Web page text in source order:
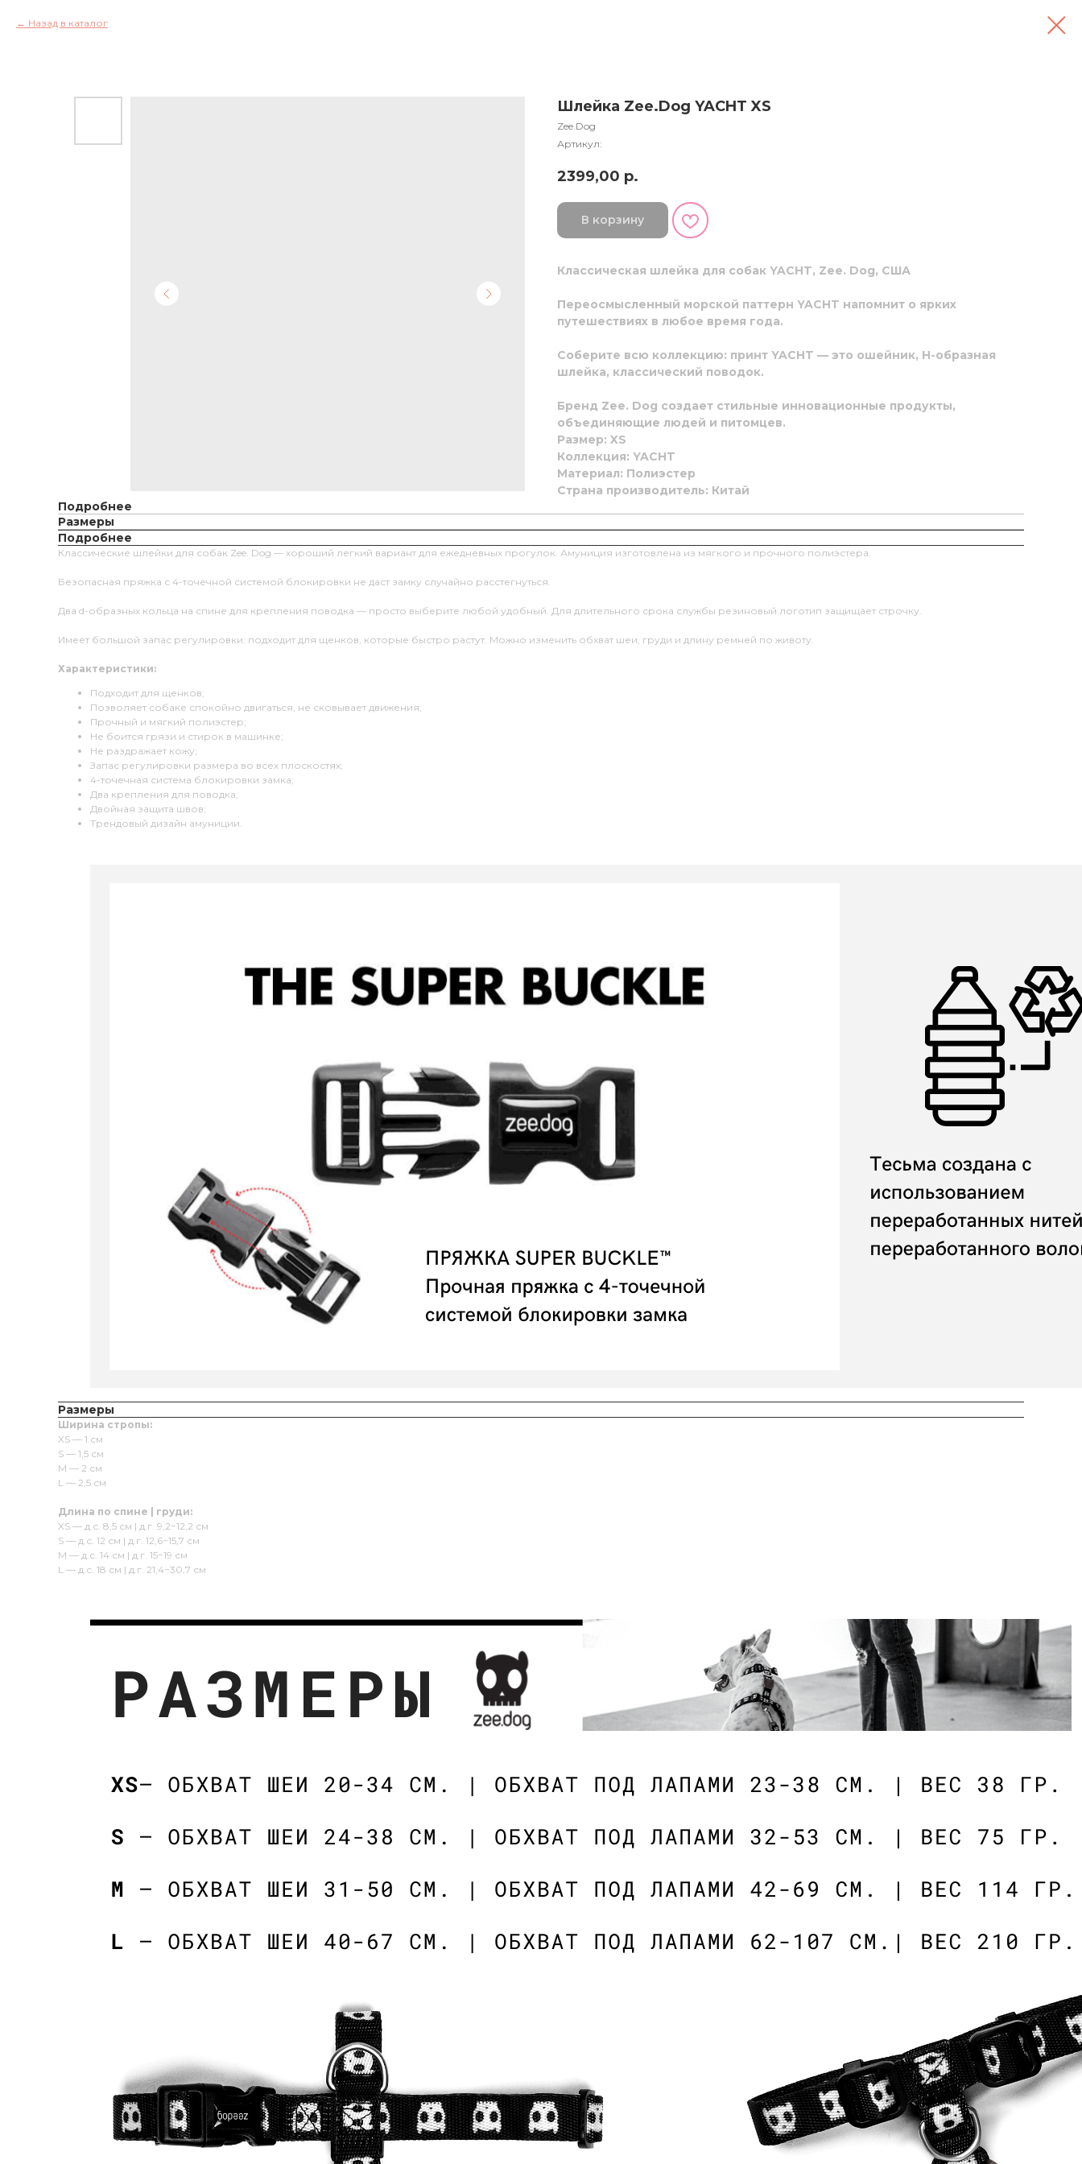
Назад в каталог
Шлейка Zee.Dog YACHT XS
Zee.Dog
Артикул:
2399,00 р.
В корзину
Классическая шлейка для собак YACHT, Zee. Dog, США
Переосмысленный морской паттерн YACHT напомнит о ярких
путешествиях в любое время года.
Соберите всю коллекцию: принт YACHT — это ошейник, Н-образная
шлейка, классический поводок.
Бренд Zee. Dog создает стильные инновационные продукты,
объединяющие людей и питомцев.
Размер: XS
Коллекция: YACHT
Материал: Полиэстер
Страна производитель: Китай
Подробнее
Размеры
Подробнее
Классические шлейки для собак Zee. Dog — хороший легкий вариант для ежедневных прогулок. Амуниция изготовлена из мягкого и прочного полиэстера.
Безопасная пряжка с 4-точечной системой блокировки не даст замку случайно расстегнуться.
Два d-образных кольца на спине для крепления поводка — просто выберите любой удобный. Для длительного срока службы резиновый логотип защищает строчку.
Имеет большой запас регулировки: подходит для щенков, которые быстро растут. Можно изменить обхват шеи, груди и длину ремней по животу.
Характеристики:
Подходит для щенков;
Позволяет собаке спокойно двигаться, не сковывает движения;
Прочный и мягкий полиэстер;
Не боится грязи и стирок в машинке;
Не раздражает кожу;
Запас регулировки размера во всех плоскостях;
4-точечная система блокировки замка;
Два крепления для поводка;
Двойная защита швов;
Трендовый дизайн амуниции.
Размеры
Ширина стропы:
XS — 1 см
S — 1,5 см
M — 2 см
L — 2,5 см
Длина по спине | груди:
XS — д.с. 8,5 см | д.г. 9,2−12,2 см
S — д.с. 12 см | д.г. 12,6−15,7 см
М — д.с. 14 см | д.г. 15−19 см
L — д.с. 18 см | д.г. 21,4−30,7 см